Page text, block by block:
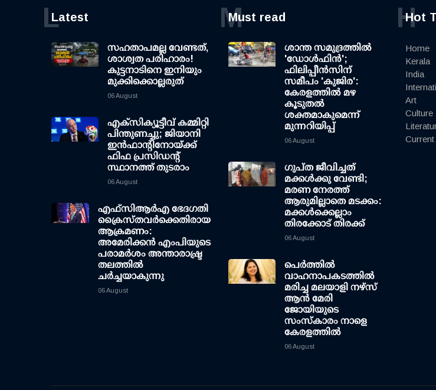
Latest
L
സഹതാപമല്ല വേണ്ടത്,
ശാശ്വത പരിഹാരം!
കുട്ടനാടിനെ ഇനിയും
മുക്കിക്കൊല്ലരുത്
06 August
എക്സിക്യൂട്ടീവ് കമ്മിറ്റി
പിന്തുണച്ചു; ജിയാനി
ഇന്‍ഫാന്റിനോയ്ക്ക്
ഫിഫ പ്രസിഡന്റ്
സ്ഥാനത്ത് തുടരാം
06 August
എഫ്‌സി‌ആര്‍‌എ ഭേദഗതി
ക്രൈസ്തവർക്കെതിരായ
ആക്രമണം:
അമേരിക്കൻ എംപിയുടെ
പരാമർശം അന്താരാഷ്ട്ര
തലത്തിൽ
ചർച്ചയാകുന്നു
06 August
Must read
M
ശാന്ത സമുദ്രത്തില്‍
'ഡോള്‍ഫിന്‍';
ഫിലിപ്പീന്‍സിന്
സമീപം 'കുജിര':
കേരളത്തില്‍ മഴ
കൂടുതല്‍
ശക്തമാകുമെന്ന്
മുന്നറിയിപ്പ്
06 August
ഗുപ്ത ജീവിച്ചത്
മക്കള്‍ക്കു വേണ്ടി;
മരണ നേരത്ത്
ആരുമില്ലാതെ മടക്കം:
മക്കള്‍ക്കെല്ലാം
തിരക്കോട് തിരക്ക്
06 August
പെർത്തിൽ
വാഹനാപകടത്തിൽ
മരിച്ച മലയാളി നഴ്സ്
ആൻ മേരി
ജോയിയുടെ
സംസ്കാരം നാളെ
കേരളത്തിൽ
06 August
Hot
H
Home
Kerala
India
Art
Culture